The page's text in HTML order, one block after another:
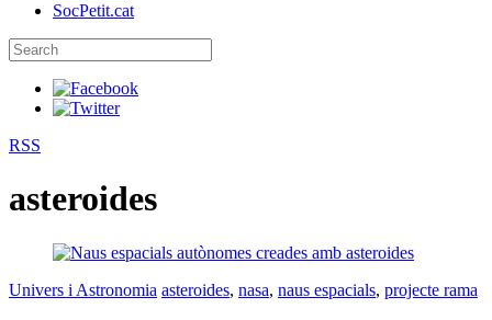
SocPetit.cat
RSS
asteroides
Univers i Astronomia asteroides, nasa, naus espacials, projecte rama